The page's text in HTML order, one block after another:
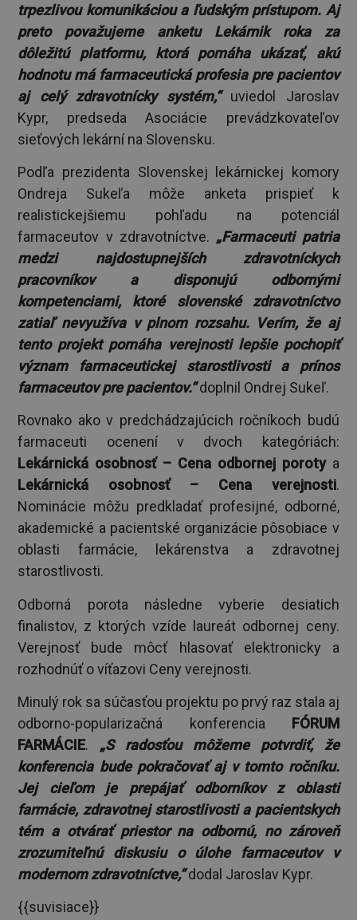
trpezlivou komunikáciou a ľudským prístupom. Aj
preto považujeme anketu Lekárnik roka za
dôležitú platformu, ktorá pomáha ukázať, akú
hodnotu má farmaceutická profesia pre pacientov
aj celý zdravotnícky systém,“ uviedol Jaroslav
Kypr, predseda Asociácie prevádzkovateľov
sieťových lekární na Slovensku.
Podľa prezidenta Slovenskej lekárnickej komory
Ondreja Sukeľa môže anketa prispieť k
realistickejšiemu pohľadu na potenciál
farmaceutov v zdravotníctve. „Farmaceuti patria
medzi najdostupnejších zdravotníckych
pracovníkov a disponujú odbornými
kompetenciami, ktoré slovenské zdravotníctvo
zatiaľ nevyužíva v plnom rozsahu. Verím, že aj
tento projekt pomáha verejnosti lepšie pochopiť
význam farmaceutickej starostlivosti a prínos
farmaceutov pre pacientov.“doplnil Ondrej Sukeľ.
Rovnako ako v predchádzajúcich ročníkoch budú
farmaceuti ocenení v dvoch kategóriách:
Lekárnická osobnosť – Cena odbornej porotya
Lekárnická osobnosť – Cena verejnosti.
Nominácie môžu predkladať profesijné, odborné,
akademické a pacientské organizácie pôsobiace v
oblasti farmácie, lekárenstva a zdravotnej
starostlivosti.
Odborná porota následne vyberie desiatich
finalistov, z ktorých vzíde laureát odbornej ceny.
Verejnosť bude môcť hlasovať elektronicky a
rozhodnúť o víťazovi Ceny verejnosti.
Minulý rok sa súčasťou projektu po prvý raz stala aj
odborno-popularizačná konferencia FÓRUM
FARMÁCIE. „S radosťou môžeme potvrdiť, že
konferencia bude pokračovať aj v tomto ročníku.
Jej cieľom je prepájať odborníkov z oblasti
farmácie, zdravotnej starostlivosti a pacientskych
tém a otvárať priestor na odbornú, no zároveň
zrozumiteľnú diskusiu o úlohe farmaceutov v
modernom zdravotníctve,“dodal Jaroslav Kypr.
{{suvisiace}}